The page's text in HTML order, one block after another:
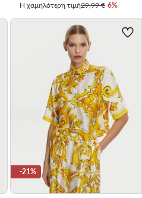
Η χαμηλότερη τιμή29,99 €-6%
-21%